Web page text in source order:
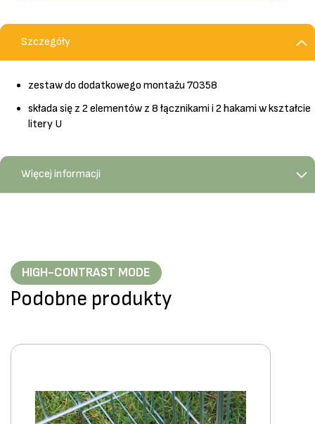
Szczegóły
zestaw do dodatkowego montażu 70358
składa się z 2 elementów z 8 łącznikami i 2 hakami w kształcie
litery U
Więcej informacji
HIGH-CONTRAST MODE
Podobne produkty